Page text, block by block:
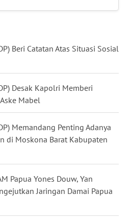
Beri Catatan Atas Situasi Sosial
Desak Kapolri Memberi
Mabel
Memandang Penting Adanya
di Moskona Barat Kabupaten
Papua Yones Douw, Yan
Jaringan Damai Papua